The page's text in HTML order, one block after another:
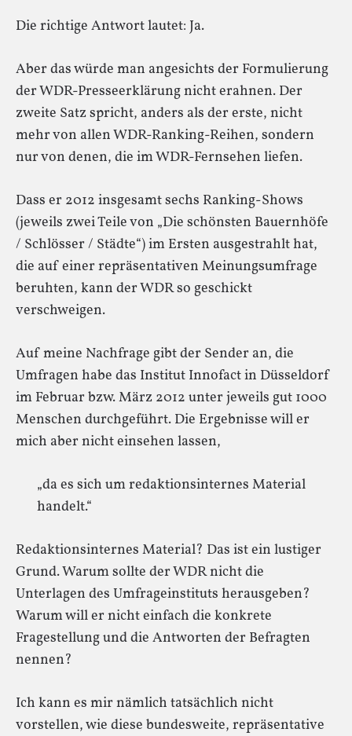
Die richtige Antwort lautet: Ja.
Aber das würde man angesichts der Formulierung
der WDR-Presseerklärung nicht erahnen. Der
zweite Satz spricht, anders als der erste, nicht
mehr von allen WDR-Ranking-Reihen, sondern
nur von denen, die im WDR-Fernsehen liefen.
Dass er 2012 insgesamt sechs Ranking-Shows
(jeweils zwei Teile von „Die schönsten Bauernhöfe
/ Schlösser / Städte“) im Ersten ausgestrahlt hat,
die auf einer repräsentativen Meinungsumfrage
beruhten, kann der WDR so geschickt
verschweigen.
Auf meine Nachfrage gibt der Sender an, die
Umfragen habe das Institut Innofact in Düsseldorf
im Februar bzw. März 2012 unter jeweils gut 1000
Menschen durchgeführt. Die Ergebnisse will er
mich aber nicht einsehen lassen,
„da es sich um redaktionsinternes Material
handelt.“
Redaktionsinternes Material? Das ist ein lustiger
Grund. Warum sollte der WDR nicht die
Unterlagen des Umfrageinstituts herausgeben?
Warum will er nicht einfach die konkrete
Fragestellung und die Antworten der Befragten
nennen?
Ich kann es mir nämlich tatsächlich nicht
vorstellen, wie diese bundesweite, repräsentative